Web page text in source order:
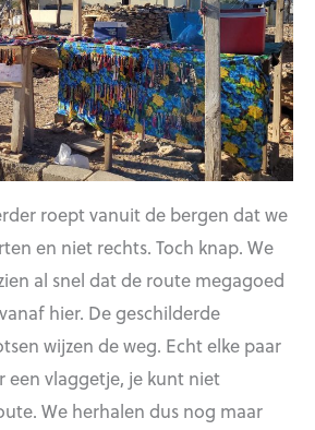
roept vanuit de bergen dat we
en niet rechts. Toch knap. We
al snel dat de route megagoed
hier. De geschilderde
wijzen de weg. Echt elke paar
een vlaggetje, je kunt niet
We herhalen dus nog maar